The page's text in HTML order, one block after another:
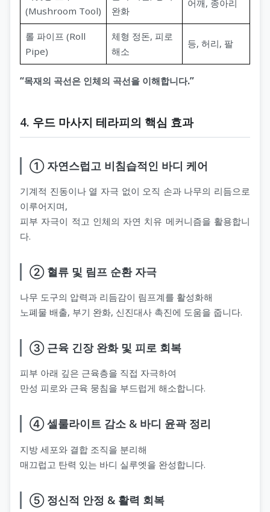
(Mushroom Tool)
완화
어깨, 종아리
롤 파이프 (Roll
Pipe)
체형 정돈, 피로
해소
등, 허리, 팔
“목재의 곡선은 인체의 곡선을 이해합니다.”
4. 우드 마사지 테라피의 핵심 효과
① 자연스럽고 비침습적인 바디 케어
기계적 진동이나 열 자극 없이 오직 손과 나무의 리듬으로
이루어지며,
피부 자극이 적고 인체의 자연 치유 메커니즘을 활용합니
다.
② 혈류 및 림프 순환 자극
나무 도구의 압력과 리듬감이 림프계를 활성화해
노폐물 배출, 부기 완화, 신진대사 촉진에 도움을 줍니다.
③ 근육 긴장 완화 및 피로 회복
피부 아래 깊은 근육층을 직접 자극하여
만성 피로와 근육 뭉침을 부드럽게 해소합니다.
④ 셀룰라이트 감소 & 바디 윤곽 정리
지방 세포와 결합 조직을 분리해
매끄럽고 탄력 있는 바디 실루엣을 완성합니다.
⑤ 정신적 안정 & 활력 회복